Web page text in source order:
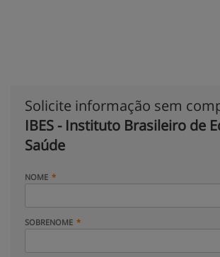
Solicite informação sem
IBES - Instituto Brasileiro de
Saúde
NOME
SOBRENOME